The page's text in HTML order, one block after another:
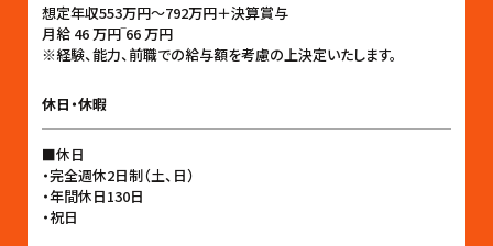
想定年収553万円〜792万円＋決算賞与
月給 46 万円‾66 万円
※経験、能力、前職での給与額を考慮の上決定いたします。
休日・休暇
■休日
・完全週休2日制（土、日）
・年間休日130日
・祝日